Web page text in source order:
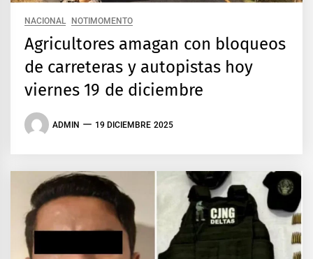
NACIONAL NOTIMOMENTO
Agricultores amagan con bloqueos
de carreteras y autopistas hoy
viernes 19 de diciembre
ADMIN 19 DICIEMBRE 2025